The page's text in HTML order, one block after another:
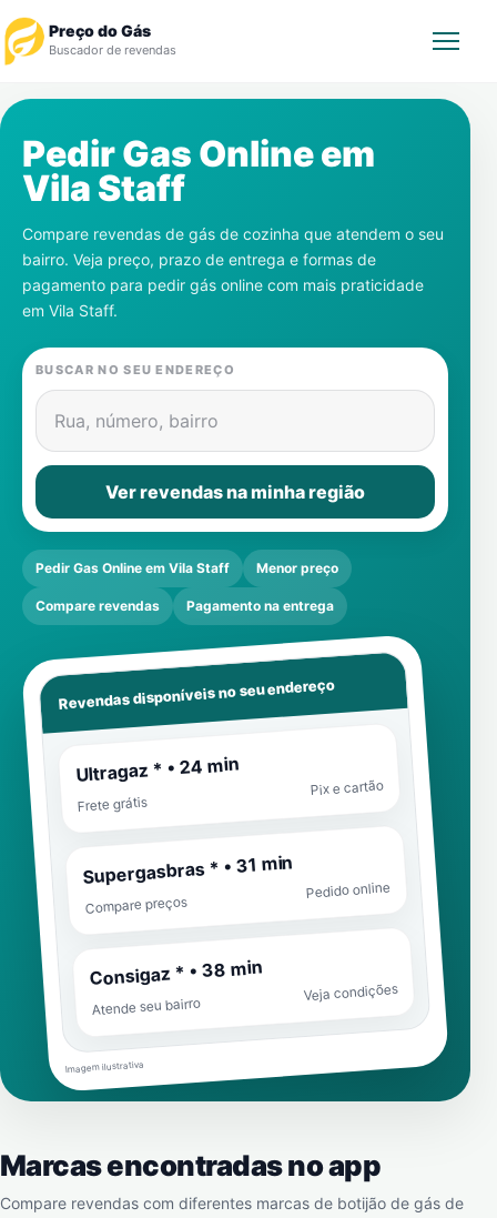
Preço do Gás
Buscador de revendas
Revendedor
Notícias
Cadastre-se
Gás
Contatos
Pedir Gas Online em
Vila Staff
Compare revendas de gás de cozinha que atendem o seu
bairro. Veja preço, prazo de entrega e formas de
pagamento para pedir gás online com mais praticidade
em Vila Staff.
BUSCAR NO SEU ENDEREÇO
Rua, número, bairro
Ver revendas na minha região
Pedir Gas Online em Vila Staff Menor preço
Compare revendas Pagamento na entrega
Revendas disponíveis no seu endereço
Ultragaz * • 24 min
Frete grátis
Pix e cartão
Supergasbras * • 31 min
Compare preços
Pedido online
Consigaz * • 38 min
Atende seu bairro
Veja condições
Imagem ilustrativa
Marcas encontradas no app
Compare revendas com diferentes marcas de botijão de gás de